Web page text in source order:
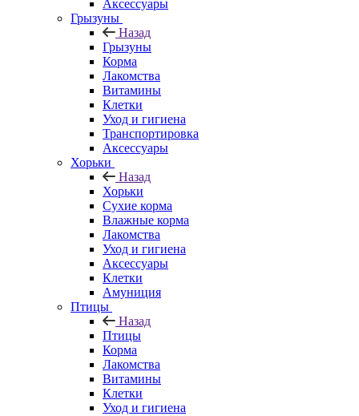
Аксессуары
Грызуны
Назад
Грызуны
Корма
Лакомства
Витамины
Клетки
Уход и гигиена
Транспортировка
Аксессуары
Хорьки
Назад
Хорьки
Сухие корма
Влажные корма
Лакомства
Уход и гигиена
Аксессуары
Клетки
Амуниция
Птицы
Назад
Птицы
Корма
Лакомства
Витамины
Клетки
Уход и гигиена